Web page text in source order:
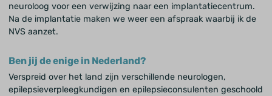
neuroloog voor een verwijzing naar een implantatiecentrum.
Na de implantatie maken we weer een afspraak waarbij ik de
NVS aanzet.
Ben jij de enige in Nederland?
Verspreid over het land zijn verschillende neurologen,
epilepsieverpleegkundigen en epilepsieconsulenten geschoold